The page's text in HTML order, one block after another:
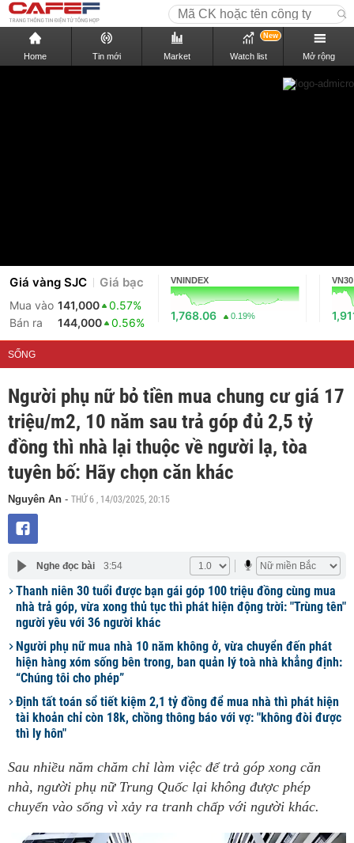
Home Tin mới Market Watch list
New
Mở rộng
Giá vàng SJC Giá bạc
Mua vào 141,000
0.57%
Bán ra
144,000 0.56%
VNINDEX
1,768.06 0.19%
VN30
SỐNG
Người phụ nữ bỏ tiền mua chung cư giá 17
triệu/m2, 10 năm sau trả góp đủ 2,5 tỷ
đồng thì nhà lại thuộc về người lạ, tòa
tuyên bố: Hãy chọn căn khác
Nguyên An - THỨ 6 , 14/03/2025, 20:15
Nghe đọc bài 3:54
Thanh niên 30 tuổi được bạn gái góp 100 triệu đồng cùng mua
nhà trả góp, vừa xong thủ tục thì phát hiện động trời: "Trùng tên"
người yêu với 36 người khác
Người phụ nữ mua nhà 10 năm không ở, vừa chuyển đến phát
hiện hàng xóm sống bên trong, ban quản lý toà nhà khẳng định:
“Chúng tôi cho phép”
Định tất toán sổ tiết kiệm 2,1 tỷ đồng để mua nhà thì phát hiện
tài khoản chỉ còn 18k, chồng thông báo với vợ: "không đòi được
thì ly hôn"
Sau nhiều năm chăm chỉ làm việc để trả góp xong căn
nhà, người phụ nữ Trung Quốc lại không được phép
chuyển vào sống vì xảy ra tranh chấp với người khác.